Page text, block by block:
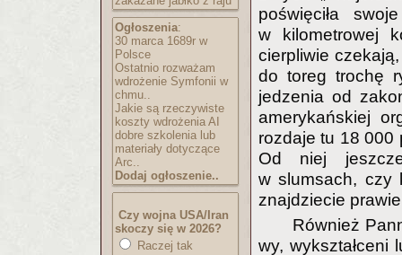
Ogłoszenia:
30 marca 1689r w
Polsce
Ostatnio rozważam
wdrożenie Symfonii w
chmu..
Jakie są rzeczywiste
koszty wdrożenia AI
dobre szkolenia lub
materiały dotyczące
Arc..
Dodaj ogłoszenie..
Czy wojna USA/Iran
skoczy się w 2026?
Raczej tak
poświęciła
w kilometrowej
cierpliwie
do toreg trochę
jedzenia od
amerykańskiej
rozdaje tu 18 000
Od niej
w slumsach, czy
znajdziecie
Również
wy,